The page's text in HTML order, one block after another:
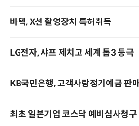
바텍, X선 촬영장치 특허취득
LG전자, 샤프 제치고 세계 톱3 등극
KB국민은행, 고객사랑정기예금 판매
최초 일본기업 코스닥 예비심사청구